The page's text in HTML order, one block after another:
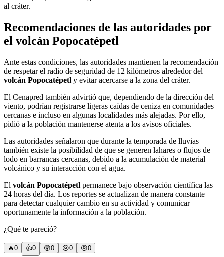
al cráter.
Recomendaciones de las autoridades por
el volcán Popocatépetl
Ante estas condiciones, las autoridades mantienen la recomendación
de respetar el radio de seguridad de 12 kilómetros alrededor del
volcán Popocatépetl y evitar acercarse a la zona del cráter.
El Cenapred también advirtió que, dependiendo de la dirección del
viento, podrían registrarse ligeras caídas de ceniza en comunidades
cercanas e incluso en algunas localidades más alejadas. Por ello,
pidió a la población mantenerse atenta a los avisos oficiales.
Las autoridades señalaron que durante la temporada de lluvias
también existe la posibilidad de que se generen lahares o flujos de
lodo en barrancas cercanas, debido a la acumulación de material
volcánico y su interacción con el agua.
El volcán Popocatépetl permanece bajo observación científica las
24 horas del día. Los reportes se actualizan de manera constante
para detectar cualquier cambio en su actividad y comunicar
oportunamente la información a la población.
¿Qué te pareció?
🔥0 👍0 😲0 😢0 😠0